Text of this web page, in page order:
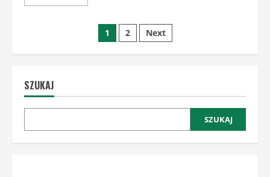
more
kosztów
początkowych
długoterminowych
Nawigacja
po
1 2 Next
SZUKAJ
SZUKAJ